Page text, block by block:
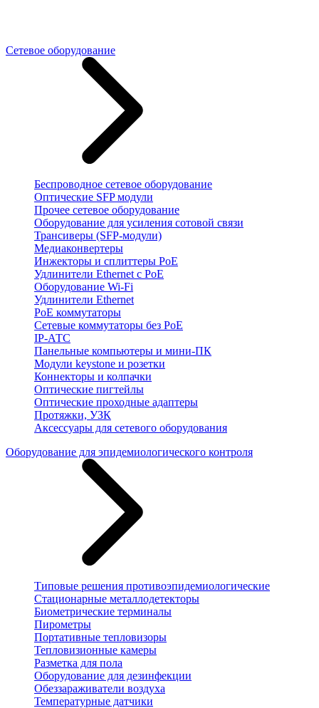
Сетевое оборудование
Беспроводное сетевое оборудование
Оптические SFP модули
Прочее сетевое оборудование
Оборудование для усиления сотовой связи
Трансиверы (SFP-модули)
Медиаконвертеры
Инжекторы и сплиттеры PoE
Удлинители Ethernet с PoE
Оборудование Wi-Fi
Удлинители Ethernet
PoE коммутаторы
Сетевые коммутаторы без PoE
IP-АТС
Панельные компьютеры и мини-ПК
Модули keystone и розетки
Коннекторы и колпачки
Оптические пигтейлы
Оптические проходные адаптеры
Протяжки, УЗК
Аксессуары для сетевого оборудования
Оборудование для эпидемиологического контроля
Типовые решения противоэпидемиологические
Стационарные металлодетекторы
Биометрические терминалы
Пирометры
Портативные тепловизоры
Тепловизионные камеры
Разметка для пола
Оборудование для дезинфекции
Обеззараживатели воздуха
Температурные датчики